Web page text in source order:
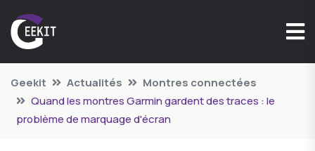
Geekit Actualités
Montres connectées
Quand les montres Garmin gardent des traces : le
problème de marquage d'écran